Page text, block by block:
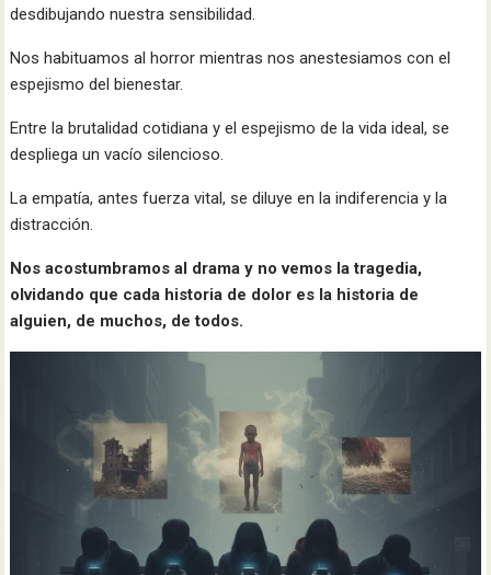
desdibujando nuestra sensibilidad.
Nos habituamos al horror mientras nos anestesiamos con el
espejismo del bienestar.
Entre la brutalidad cotidiana y el espejismo de la vida ideal, se
despliega un vacío silencioso.
La empatía, antes fuerza vital, se diluye en la indiferencia y la
distracción.
Nos acostumbramos al drama y no vemos la tragedia,
olvidando que cada historia de dolor es la historia de
alguien, de muchos, de todos.